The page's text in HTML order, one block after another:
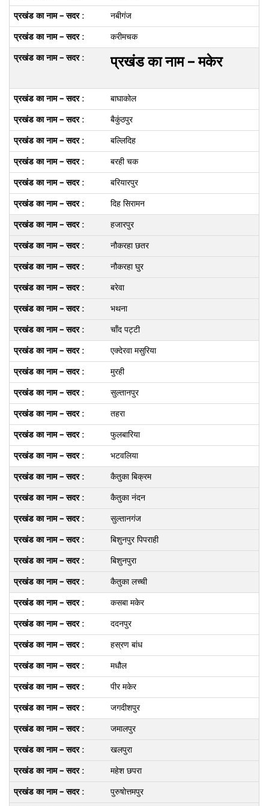
नबीगंज
करीमचक
प्रखंड का नाम – मकेर
बाघाकोल
बैकुंठपुर
बल्लिदिह
बरही चक
बरियारपुर
दिह सिरामन
हजारपुर
नौकरहा छतर
नौकरहा घुर
बरेवा
भथना
चाँद पट्टी
एक्देरवा मसुरिया
मुरही
सुल्तानपुर
तहरा
फुलबारिया
भटवलिया
कैतुका बिक्रम
कैतुका नंदन
सुल्तानगंज
बिशुनपुर पिपराही
बिशुनपुरा
कैतुका लच्ची
कसबा मकेर
ददनपुर
हस्रण बांध
मधौल
पीर मकेर
जगदीशपुर
जमालपुर
खलपुरा
महेश छपरा
पुरुषोत्तमपुर